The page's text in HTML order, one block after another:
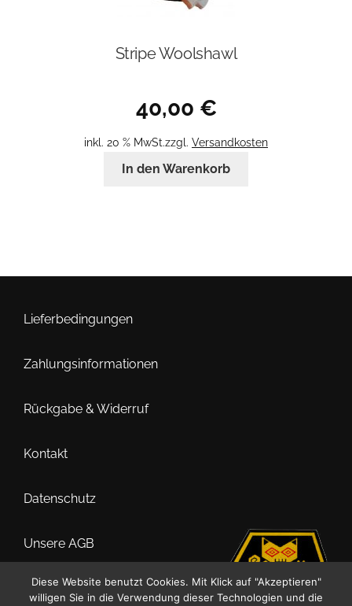
Stripe Woolshawl
40,00 €
inkl. 20 % MwSt.zzgl. Versandkosten
In den Warenkorb
Lieferbedingungen
Zahlungsinformationen
Rückgabe & Widerruf
Kontakt
Datenschutz
Unsere AGB
Impressum
Diese Website benutzt Cookies. Mit Klick auf "Akzeptieren"
willigen Sie in die Verwendung dieser Technologien und die